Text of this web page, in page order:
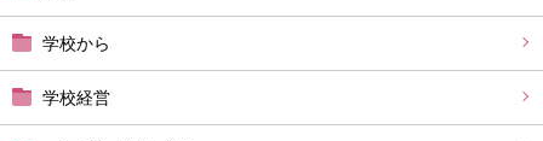
学校から
学校経営